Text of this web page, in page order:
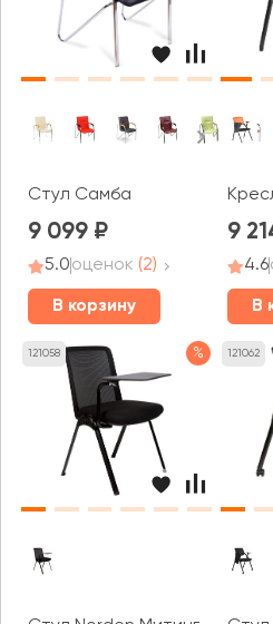
Стул Самба
9 099
5.0оценок (2)
В корзину
9
4.6
В
121058 % 121062